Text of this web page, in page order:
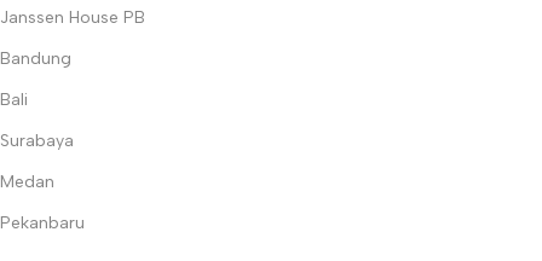
Janssen House PB
Bandung
Bali
Surabaya
Medan
Pekanbaru